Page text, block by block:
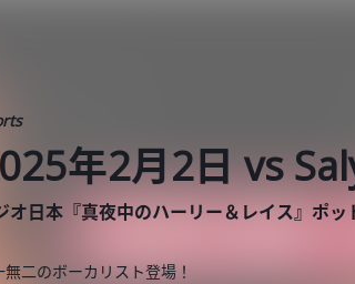
年2月2日 vs
オ日本『真夜中のハーリー＆レイス』ポッ
無二のボーカリスト登場！